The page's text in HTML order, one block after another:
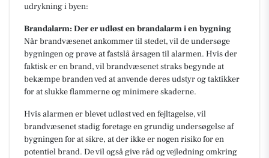
udrykning i byen:
Brandalarm: Der er udløst en brandalarm i en bygning
Når brandvæsenet ankommer til stedet, vil de undersøge
bygningen og prøve at fastslå årsagen til alarmen. Hvis der
faktisk er en brand, vil brandvæsenet straks begynde at
bekæmpe branden ved at anvende deres udstyr og taktikker
for at slukke flammerne og minimere skaderne.
Hvis alarmen er blevet udløst ved en fejltagelse, vil
brandvæsenet stadig foretage en grundig undersøgelse af
bygningen for at sikre, at der ikke er nogen risiko for en
potentiel brand. De vil også give råd og vejledning omkring